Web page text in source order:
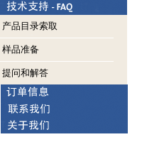
产品目录索取
样品准备
提问和解答